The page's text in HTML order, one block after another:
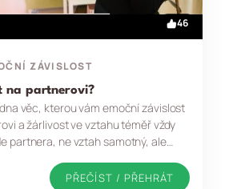
46
ZÁVISLOST
na partnerovi?
věc, kterou vám emoční závislost
a žárlivost ve vztahu téměř vždy
partnera, ne vztah samotný, ale…
PŘEČÍST / PŘEHRÁT